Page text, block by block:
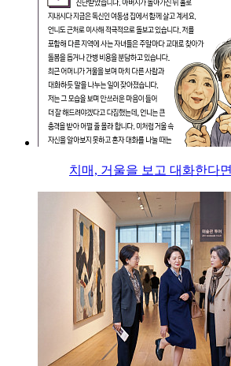
치매, 거울을 보고 대화한다면